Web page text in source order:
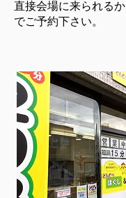
直接会場に来られるか
でご予約下さい。